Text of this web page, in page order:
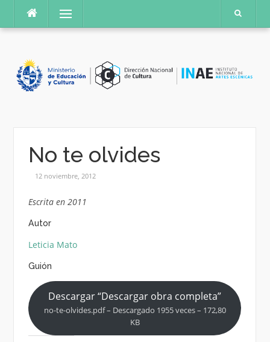
contenido
Menú
No te olvides
12 noviembre, 2012
Escrita en 2011
Autor
Leticia Mato
Guión
Descargar “Descargar obra completa”
no-te-olvides.pdf – Descargado 1955 veces – 172,80
KB